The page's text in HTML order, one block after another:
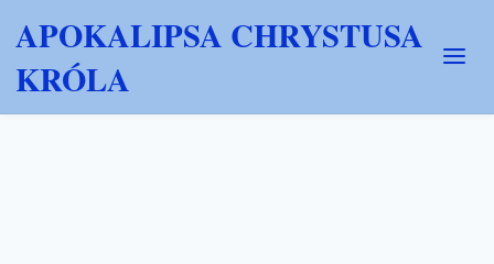
APOKALIPSA CHRYSTUSA
KRÓLA